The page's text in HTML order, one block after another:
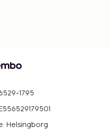
1795
Helsingborg